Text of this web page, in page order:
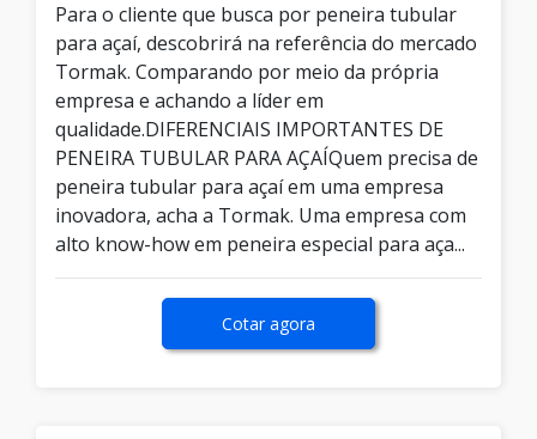
Para o cliente que busca por peneira tubular
para açaí, descobrirá na referência do mercado
Tormak. Comparando por meio da própria
empresa e achando a líder em
qualidade.DIFERENCIAIS IMPORTANTES DE
PENEIRA TUBULAR PARA AÇAÍQuem precisa de
peneira tubular para açaí em uma empresa
inovadora, acha a Tormak. Uma empresa com
alto know-how em peneira especial para aça...
Cotar agora